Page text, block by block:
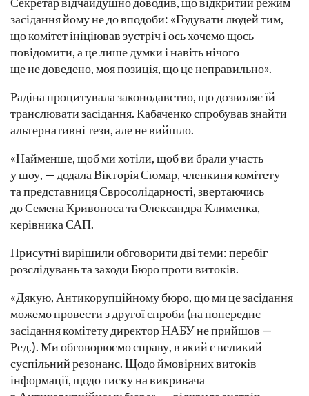
засідання йому не до вподоби: «Годувати людей тим,
що комітет ініціював зустріч і ось хочемо щось
повідомити, а це лише думки і навіть нічого
ще не доведено, моя позиція, що це неправильно».
Радіна процитувала законодавство, що дозволяє їй
транслювати засідання. Кабаченко спробував знайти
альтернативні тези, але не вийшло.
«Найменше, щоб ми хотіли, щоб ви брали участь
у шоу, — додала Вікторія Сюмар, членкиня комітету
та представниця Євросолідарності, звертаючись
до Семена Кривоноса та Олександра Клименка,
керівника САП.
Присутні вирішили обговорити дві теми: перебіг
розслідувань та заходи Бюро проти витоків.
«Дякую, Антикорупційному бюро, що ми це засідання
можемо провести з другої спроби (на попереднє
засідання комітету директор НАБУ не прийшов —
Ред.). Ми обговорюємо справу, в який є великий
суспільний резонанс. Щодо ймовірних витоків
інформації, щодо тиску на викривача